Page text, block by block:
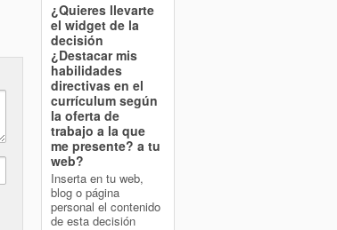
¿Quieres llevarte
el widget de la
decisión
¿Destacar mis
habilidades
directivas en el
currículum según
la oferta de
trabajo a la que
me presente? a tu
web?
Inserta en tu web,
blog o página
personal el contenido
de esta decisión